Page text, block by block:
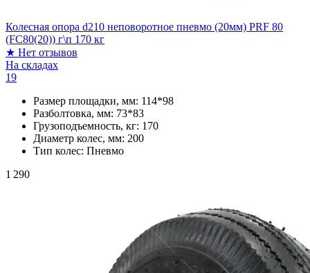
Колесная опора d210 неповоротное пневмо (20мм) PRF 80
(FC80(20)) г\п 170 кг
★ Нет отзывов
На складах
19
Размер площадки, мм: 114*98
Разболтовка, мм: 73*83
Грузоподъемность, кг: 170
Диаметр колес, мм: 200
Тип колес: Пневмо
1 290